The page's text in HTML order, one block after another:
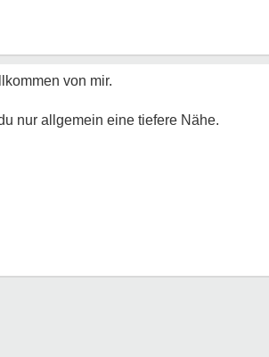
von mir.
nur allgemein eine tiefere Nähe.